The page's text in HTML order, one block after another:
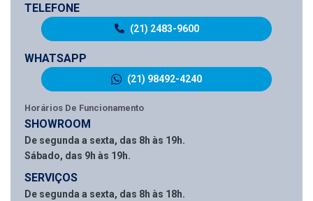
TELEFONE
(21) 2483-9600
WHATSAPP
(21) 98492-4240
Horários De Funcionamento
SHOWROOM
De segunda a sexta, das 8h às 19h.
Sábado, das 9h às 19h.
SERVIÇOS
De segunda a sexta, das 8h às 18h.